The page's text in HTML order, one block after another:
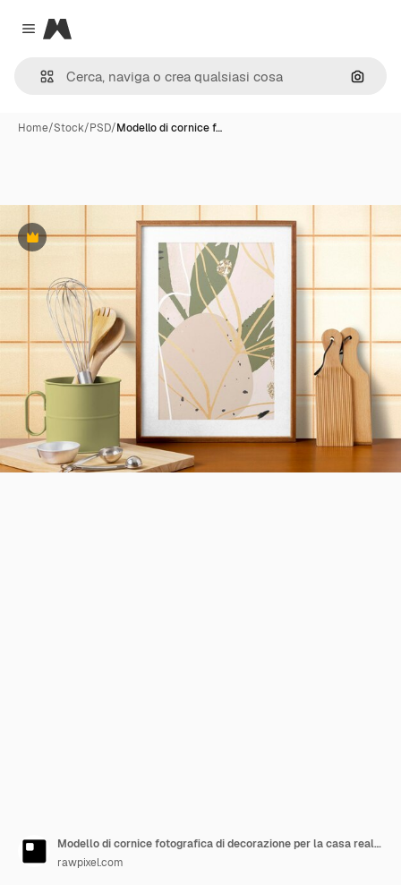
Close menu
Magnific
Cerca
Home/Stock/PSD/Modello di cornice f…
Premium
Modello di cornice fotografica di decorazione per la casa realista psd
rawpixel.com